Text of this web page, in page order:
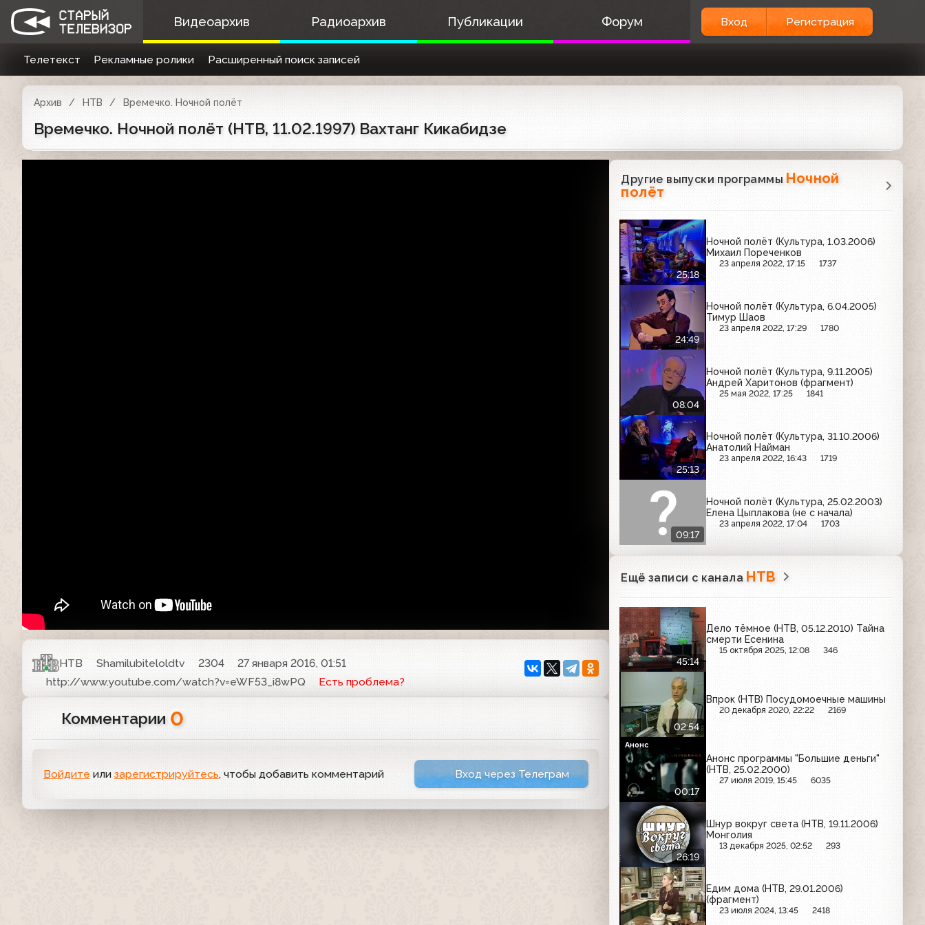
Видеоархив Радиоархив Публикации Форум Вход Регистрация
Телетекст Рекламные ролики Расширенный поиск записей
Архив НТВ Времечко. Ночной полёт
Времечко. Ночной полёт (НТВ, 11.02.1997) Вахтанг Кикабидзе
НТВ Shamilubiteloldtv 2304
27 января 2016, 01:51
http://www.youtube.com/watch?v=eWF53_i8wPQ
Есть проблема?
Комментарии 0
Войдите или зарегистрируйтесь, чтобы добавить комментарий Вход через Телеграм
Другие выпуски программы Ночной
полёт
25:18
Ночной полёт (Культура, 1.03.2006)
Михаил Пореченков
23 апреля 2022, 17:15 1737
24:49
Ночной полёт (Культура, 6.04.2005)
Тимур Шаов
23 апреля 2022, 17:29 1780
08:04
Ночной полёт (Культура, 9.11.2005)
Андрей Харитонов (фрагмент)
25 мая 2022, 17:25 1841
25:13
Ночной полёт (Культура, 31.10.2006)
Анатолий Найман
23 апреля 2022, 16:43 1719
09:17
Ночной полёт (Культура, 25.02.2003)
Елена Цыплакова (не с начала)
23 апреля 2022, 17:04 1703
Ещё записи с канала НТВ
45:14
Дело тёмное (НТВ, 05.12.2010) Тайна
смерти Есенина
15 октября 2025, 12:08 346
02:54
Впрок (НТВ) Посудомоечные машины
20 декабря 2020, 22:22 2169
00:17
Анонс программы "Большие деньги"
(НТВ, 25.02.2000)
27 июля 2019, 15:45 6035
Анонс
26:19
Шнур вокруг света (НТВ, 19.11.2006)
Монголия
13 декабря 2025, 02:52 293
Едим дома (НТВ, 29.01.2006)
(фрагмент)
23 июля 2024, 13:45 2418